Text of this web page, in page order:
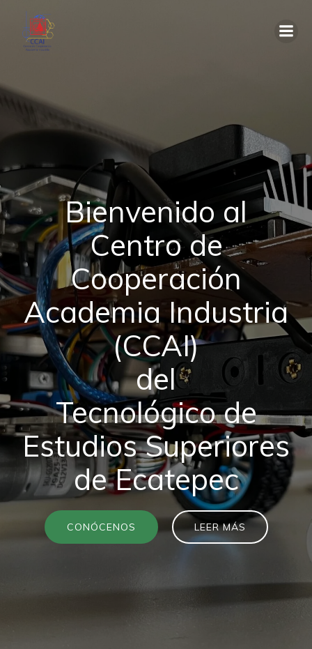
Bienvenido al
Centro de
Cooperación
Academia Industria
(CCAI)
del
Tecnológico de
Estudios Superiores
de Ecatepec
CONÓCENOS LEER MÁS